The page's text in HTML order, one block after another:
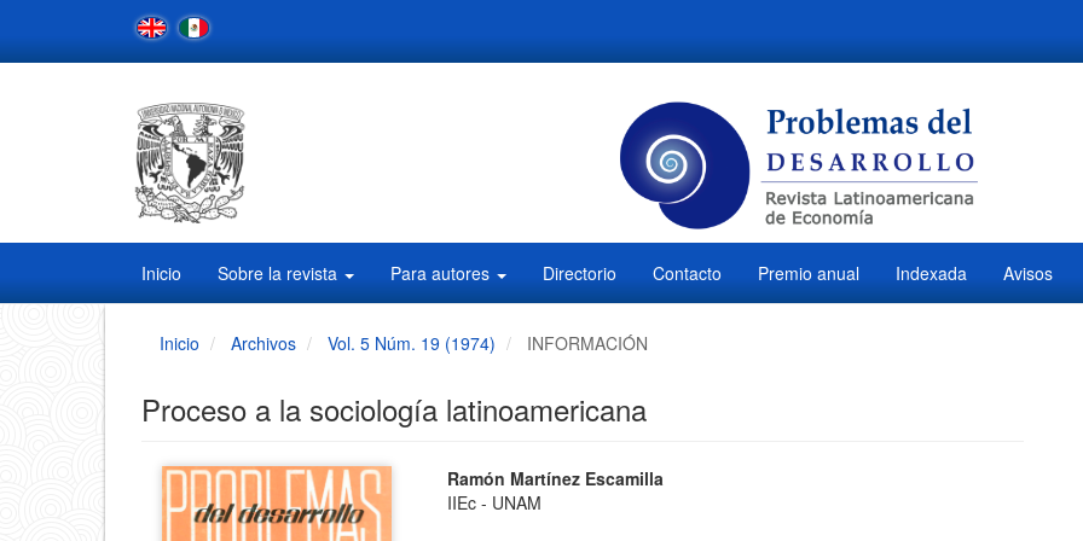
Contenido
Inicio Sobre la revista Para autores Directorio Contacto Premio anual Indexada Avisos
Inicio Archivos Vol. 5 Núm. 19 (1974) INFORMACIÓN
Proceso a la sociología latinoamericana
Barra
Contenido
Ramón Martínez Escamilla
IIEc - UNAM